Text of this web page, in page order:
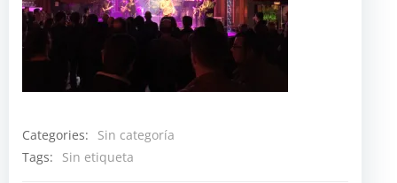
Categories:
Sin categoría
Tags:
Sin etiqueta